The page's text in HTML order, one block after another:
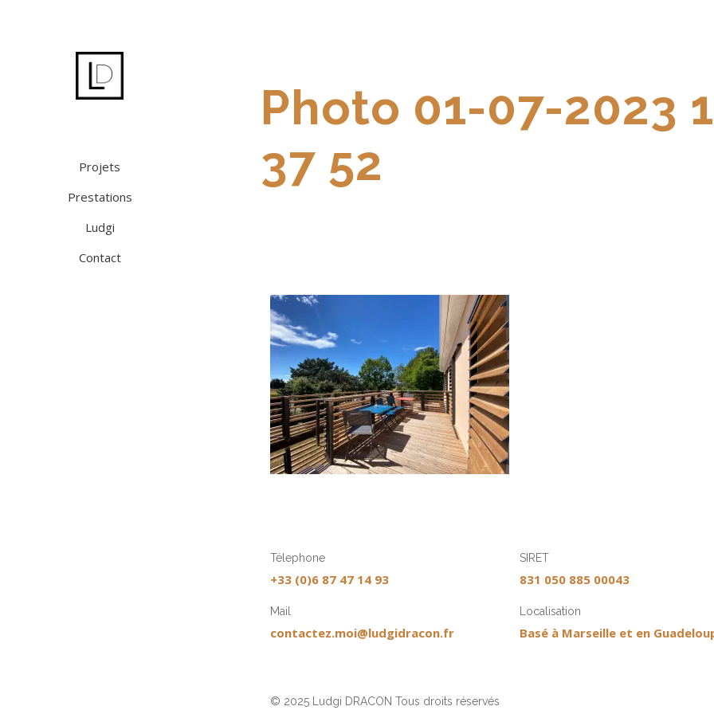
Projets
Prestations
Ludgi
Contact
Photo 01-07-2023
37 52
Télephone
+33 (0)6 87 47 14 93
Mail
contactez.moi@ludgidracon.fr
SIRET
831 050 885 00043
Localisation
Basé à Marseille et en
© 2025 Ludgi DRACON Tous droits réservés